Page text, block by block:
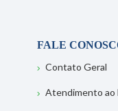
FALE
Contato Geral
Atendimento ao